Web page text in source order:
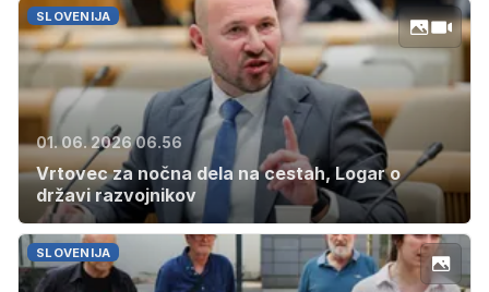
SLOVENIJA
01. 06. 2026 06.56
Vrtovec za nočna dela na cestah, Logar o
državi razvojnikov
SLOVENIJA